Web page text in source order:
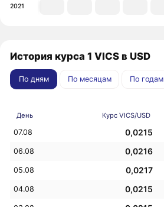
2021
История курса 1 VICS в USD
По дням По месяцам По годам
День Курс VICS/USD
07.08 0,0215
06.08 0,0216
05.08 0,0217
04.08 0,0215